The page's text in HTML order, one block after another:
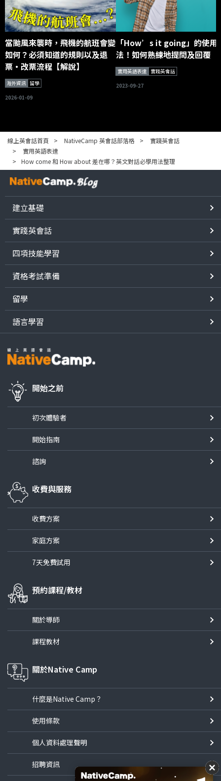
當颱風來襲時，飛機的航班會變
如何？必須知道的規則以及退
票・改票流程【解說】
海外資訊 留學
2026-01-09
「How’s it going」的使用
法！如何熟練地提問及回覆
實用英語表達 實踐英會話
2023-09-27
線上英會話首頁 NativeCamp 英會話部落格
實踐英會話
實用英語表達
How come 和 How about 差在哪？英文對話必學用法整理
建立基礎
實踐英會話
四項技能學習
資格考試準備
留學
語言學習
開始之前
初次體驗者
開始指南
諮詢
收費與服務
收費方案
家庭方案
7天免費試用
預約課程/教材
關於導師
課程教材
關於Native Camp
什麼是Native Camp？
使用條款
個人資料處理聲明
招聘資訊